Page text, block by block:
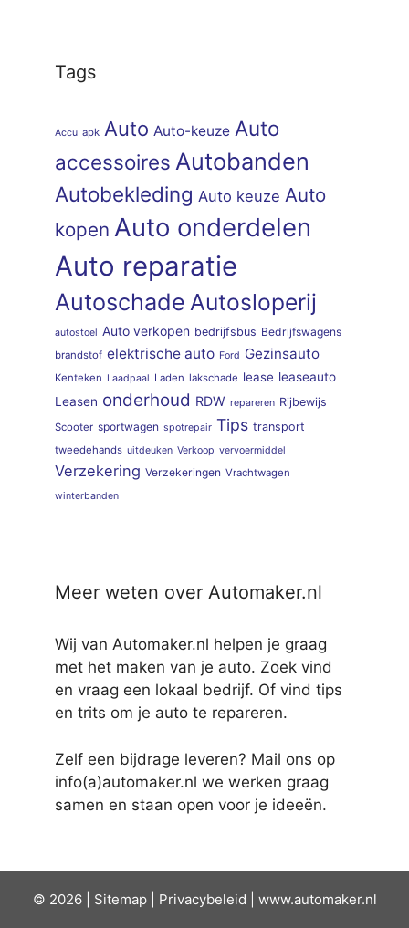
Tags
Accu apk Auto Auto-keuze Auto
accessoires Autobanden
Autobekleding Auto keuze Auto
kopen Auto onderdelen
Auto reparatie
Autoschade Autosloperij
autostoel Auto verkopen bedrijfsbus Bedrijfswagens
brandstof elektrische auto Ford Gezinsauto
Kenteken Laadpaal Laden lakschade lease leaseauto
Leasen onderhoud RDW repareren Rijbewijs
Scooter sportwagen spotrepair Tips transport
tweedehands uitdeuken Verkoop vervoermiddel
Verzekering Verzekeringen Vrachtwagen
winterbanden
Meer weten over Automaker.nl
Wij van Automaker.nl helpen je graag
met het maken van je auto. Zoek vind
en vraag een lokaal bedrijf. Of vind tips
en trits om je auto te repareren.
Zelf een bijdrage leveren? Mail ons op
info(a)automaker.nl we werken graag
samen en staan open voor je ideeën.
© 2026 | Sitemap| Privacybeleid www.automaker.nl